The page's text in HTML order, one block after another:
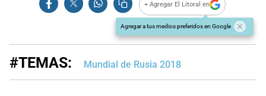
+ Agregar El Litoral en
Agregar a tus medios preferidos en Google
#TEMAS: Mundial de Rusia 2018